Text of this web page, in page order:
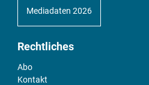
Mediadaten 2026
Rechtliches
Abo
Kontakt